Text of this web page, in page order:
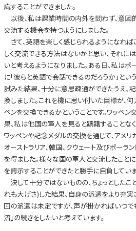
識することができました。
以後、私は課業時間の内外を問わず、意図
交流する機会を持つようにしました。
さて、英語を楽しく感じられるようになれば
しく交流できる方法はないかと思い、それ
いと考えるようになりました。ある日、私は
に「彼らと英語で会話できるのだろうか」とい
試みた結果、十分に意思疎通ができたうえ、
換しました。これを機に思い付いた目標が、
ペンを交換できるかということです。ワッペ
果、私は他国の軍人を見ると躊躇することな
ワッペンや記念メダルの交換を通じて、アメリカ
オーストラリア、韓国、クウェート及びポーラ
を得ました。様々な国の軍人と交流したこと
を誇示することができたと勝手に自負してい
決して十分ではないものの、ちょっとした
れも大げさ)した結果、自身の派遣をより充実
回の派遣は未定ですが、声が掛かればいつで
流」の続きをしたいと考えています。